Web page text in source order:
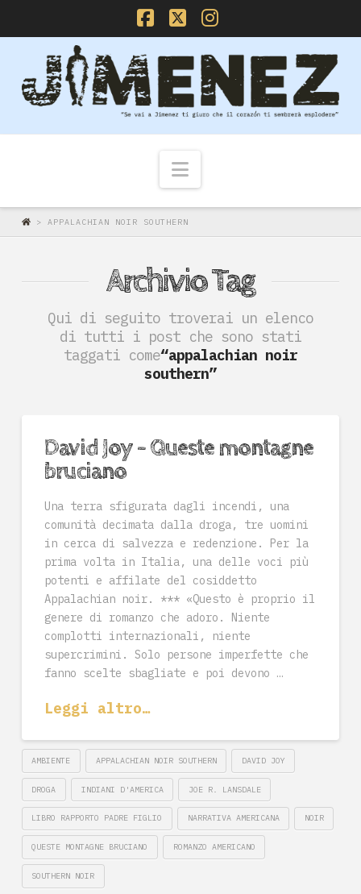
Facebook
X Instagram
Navigazione
>APPALACHIAN NOIR SOUTHERN
Archivio Tag
Qui di seguito troverai un elenco
di tutti i post che sono stati
taggati come“appalachian noir
southern”
David Joy – Queste montagne
bruciano
Una terra sfigurata dagli incendi, una
comunità decimata dalla droga, tre uomini
in cerca di salvezza e redenzione. Per la
prima volta in Italia, una delle voci più
potenti e affilate del cosiddetto
Appalachian noir. *** «Questo è proprio il
genere di romanzo che adoro. Niente
complotti internazionali, niente
supercrimini. Solo persone imperfette che
fanno scelte sbagliate e poi devono …
Leggi altro…
AMBIENTE APPALACHIAN NOIR SOUTHERN DAVID JOY
DROGA INDIANI D'AMERICA JOE R. LANSDALE
LIBRO RAPPORTO PADRE FIGLIO NARRATIVA AMERICANA NOIR
QUESTE MONTAGNE BRUCIANO ROMANZO AMERICANO
SOUTHERN NOIR